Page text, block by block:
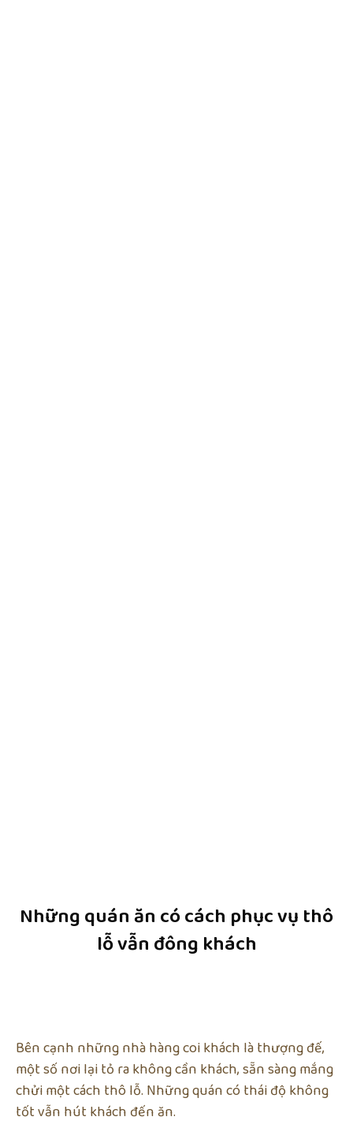
Những quán ăn có cách phục vụ thô
lỗ vẫn đông khách
Bên cạnh những nhà hàng coi khách là thượng đế,
một số nơi lại tỏ ra không cần khách, sẵn sàng mắng
chửi một cách thô lỗ. Những quán có thái độ không
tốt vẫn hút khách đến ăn.